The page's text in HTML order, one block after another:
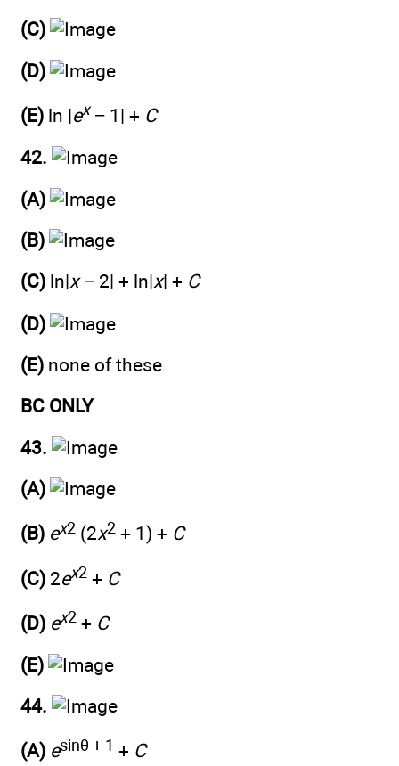
(C)
(D)
(E) ln |ex − 1| + C
42.
(A)
(B)
(C) ln|x − 2| + ln|x| + C
(D)
(E) none of these
BC ONLY
43.
(A)
(B) ex2 (2x2 + 1) + C
(C) 2ex2 + C
(D) ex2 + C
(E)
44.
(A) esinθ + 1 + C